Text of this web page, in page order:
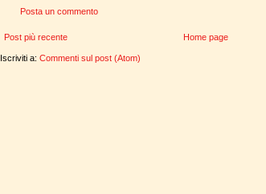
Posta un commento
Post più recente Home page
Iscriviti a: Commenti sul post (Atom)